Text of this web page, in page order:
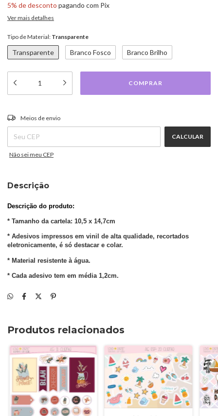
5% de desconto pagando com Pix
Ver mais detalhes
Tipo de Material: Transparente
Transparente Branco Fosco Branco Brilho
Entregas para o CEP:
Meios de envio
CALCULAR
Não sei meu CEP
Descrição
Descrição do produto:
* Tamanho da cartela: 10,5 x 14,7cm
* Adesivos impressos em vinil de alta qualidade, recortados
eletronicamente, é só destacar e colar.
* Material resistente à água.
* Cada adesivo tem em média 1,2cm.
Produtos relacionados